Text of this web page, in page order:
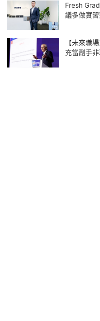
Fresh
議多做實
【未來職
充當副手